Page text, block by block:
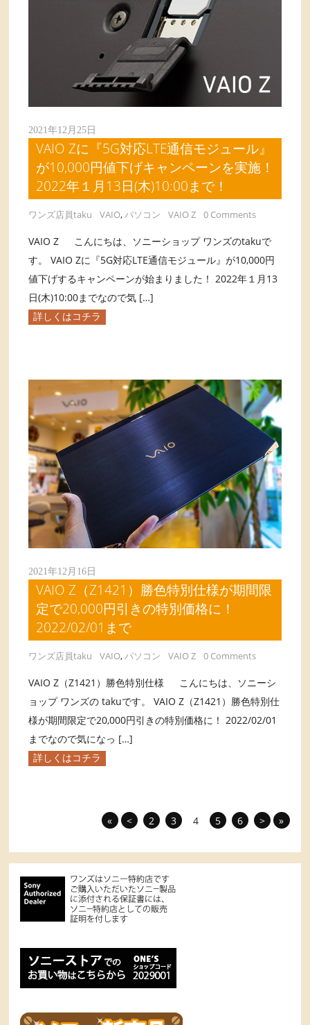
2021年12月25日
VAIO Zに『5G対応LTE通信モジュール』
が10,000円値下げキャンペーンを実施！
2022年１月13日(木)10:00まで！
ワンズ店員taku VAIO,パソコン VAIO Z 0 Comments
VAIO Z こんにちは、ソニーショップ ワンズのtakuで
す。 VAIO Zに『5G対応LTE通信モジュール』が10,000円
値下げするキャンペーンが始まりました！ 2022年１月13
日(木)10:00までなので気 […]
詳しくはコチラ
2021年12月16日
VAIO Z（Z1421）勝色特別仕様が期間限
定で20,000円引きの特別価格に！
2022/02/01まで
ワンズ店員taku VAIO,パソコン VAIO Z 0 Comments
VAIO Z（Z1421）勝色特別仕様 こんにちは、ソニーシ
ョップ ワンズの takuです。 VAIO Z（Z1421）勝色特別仕
様が期間限定で20,000円引きの特別価格に！ 2022/02/01
までなので気になっ […]
詳しくはコチラ
« < 2 3 4 5 6 > »